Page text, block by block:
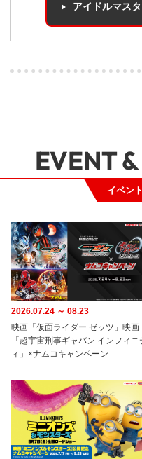
アイドルマス
イベン
EVENT
2026.07.24 ～ 08.23
映画「仮面ライダー ゼッツ」映画
「超宇宙刑事ギャバン インフィニ
ィ」×ナムコキャンペーン